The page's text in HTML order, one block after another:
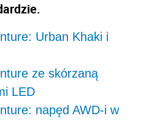
Urban Khaki i
ze skórzaną
LED
napęd AWD-i w